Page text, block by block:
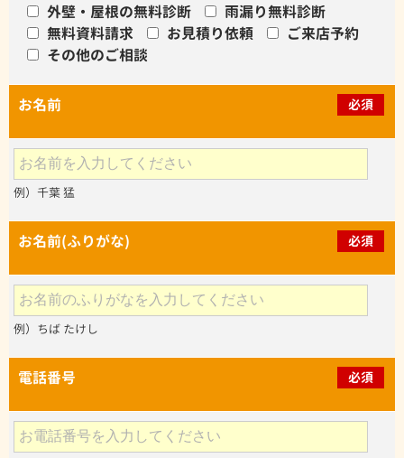
外壁・屋根の無料診断
雨漏り無料診断
無料資料請求
お見積り依頼
ご来店予約
その他のご相談
お名前 必須
例）千葉 猛
お名前(ふりがな) 必須
例）ちば たけし
電話番号 必須